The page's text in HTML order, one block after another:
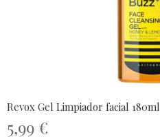
Revox Gel Limpiador facial 180ml
5,99 €